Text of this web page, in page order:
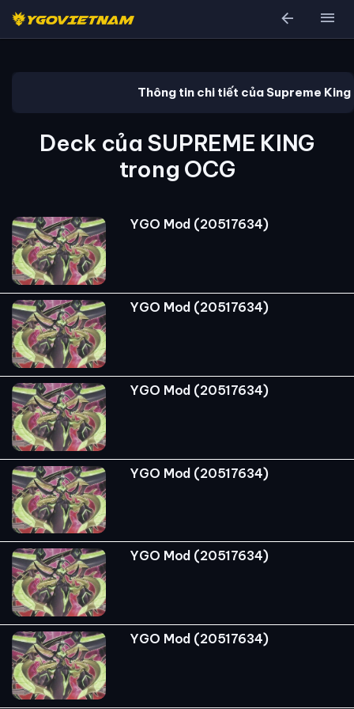
arrow_back menu
Thông tin chi tiết của Supreme King
Deck của SUPREME KING
trong OCG
YGO Mod (20517634)
YGO Mod (20517634)
YGO Mod (20517634)
YGO Mod (20517634)
YGO Mod (20517634)
YGO Mod (20517634)